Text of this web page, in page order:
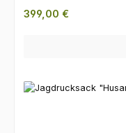
Regulärer Preis:
399,00 €